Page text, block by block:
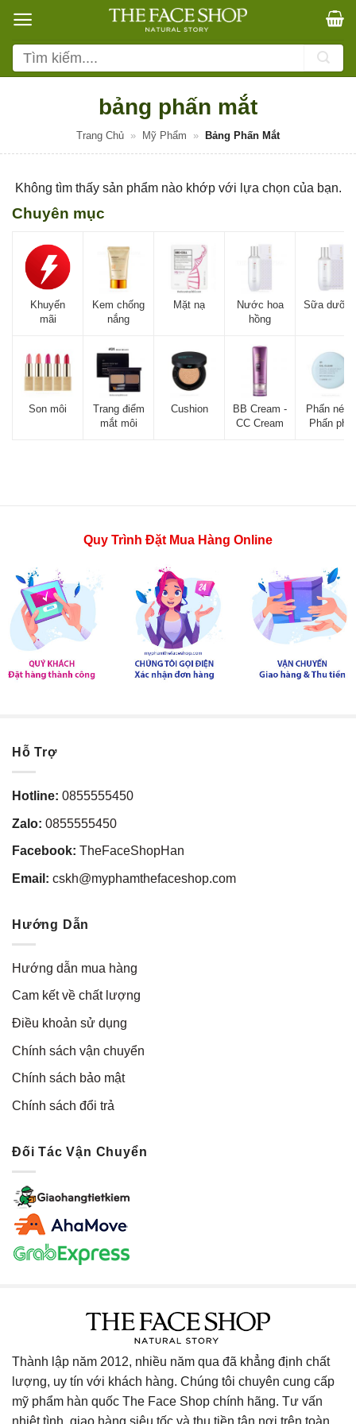
qua
nội
dung
Tìm
kiếm:
bảng phấn mắt
Trang Chủ » Mỹ Phẩm » Bảng Phấn Mắt
Không tìm thấy sản phẩm nào khớp với lựa chọn của bạn.
Chuyên mục
Khuyến
mãi
Kem chống
nắng
Mặt nạ
Nước hoa
hồng
Sữa
Son môi
Trang điểm
mắt môi
Cushion
BB Cream -
CC Cream
Phấn nén -
Phấn phủ
Quy Trình Đặt Mua Hàng Online
Hỗ Trợ
Hotline: 0855555450
Zalo: 0855555450
Facebook: TheFaceShopHan
Email: cskh@myphamthefaceshop.com
Hướng Dẫn
Hướng dẫn mua hàng
Cam kết về chất lượng
Điều khoản sử dụng
Chính sách vận chuyển
Chính sách bảo mật
Chính sách đổi trả
Đối Tác Vận Chuyển
Thành lập năm 2012, nhiều năm qua đã khẳng định chất
lượng, uy tín với khách hàng. Chúng tôi chuyên cung cấp
mỹ phẩm hàn quốc The Face Shop chính hãng. Tư vấn
nhiệt tình, giao hàng siêu tốc và thu tiền tận nơi trên toàn